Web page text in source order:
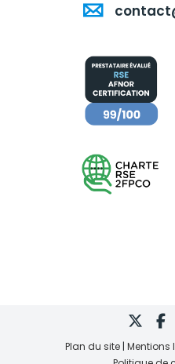
Plan du site Mentions